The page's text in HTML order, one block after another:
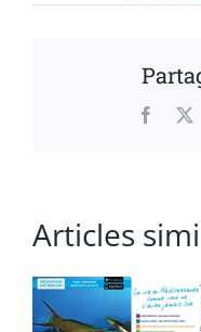
Articles